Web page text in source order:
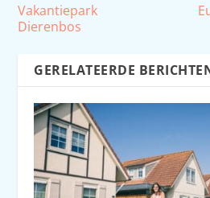
Vakantiepark
Dierenbos
GERELATEERDE